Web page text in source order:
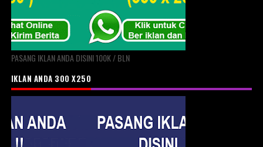
PASANG IKLAN ANDA DISINI 100K / BLN
IKLAN ANDA 300 X250